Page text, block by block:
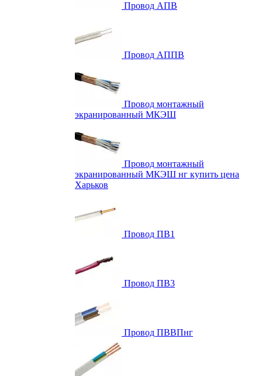
Провод АПВ
Провод АППВ
Провод монтажный
экранированный МКЭШ
Провод монтажный
экранированный МКЭШ нг купить цена
Харьков
Провод ПВ1
Провод ПВ3
Провод ПВВПнг